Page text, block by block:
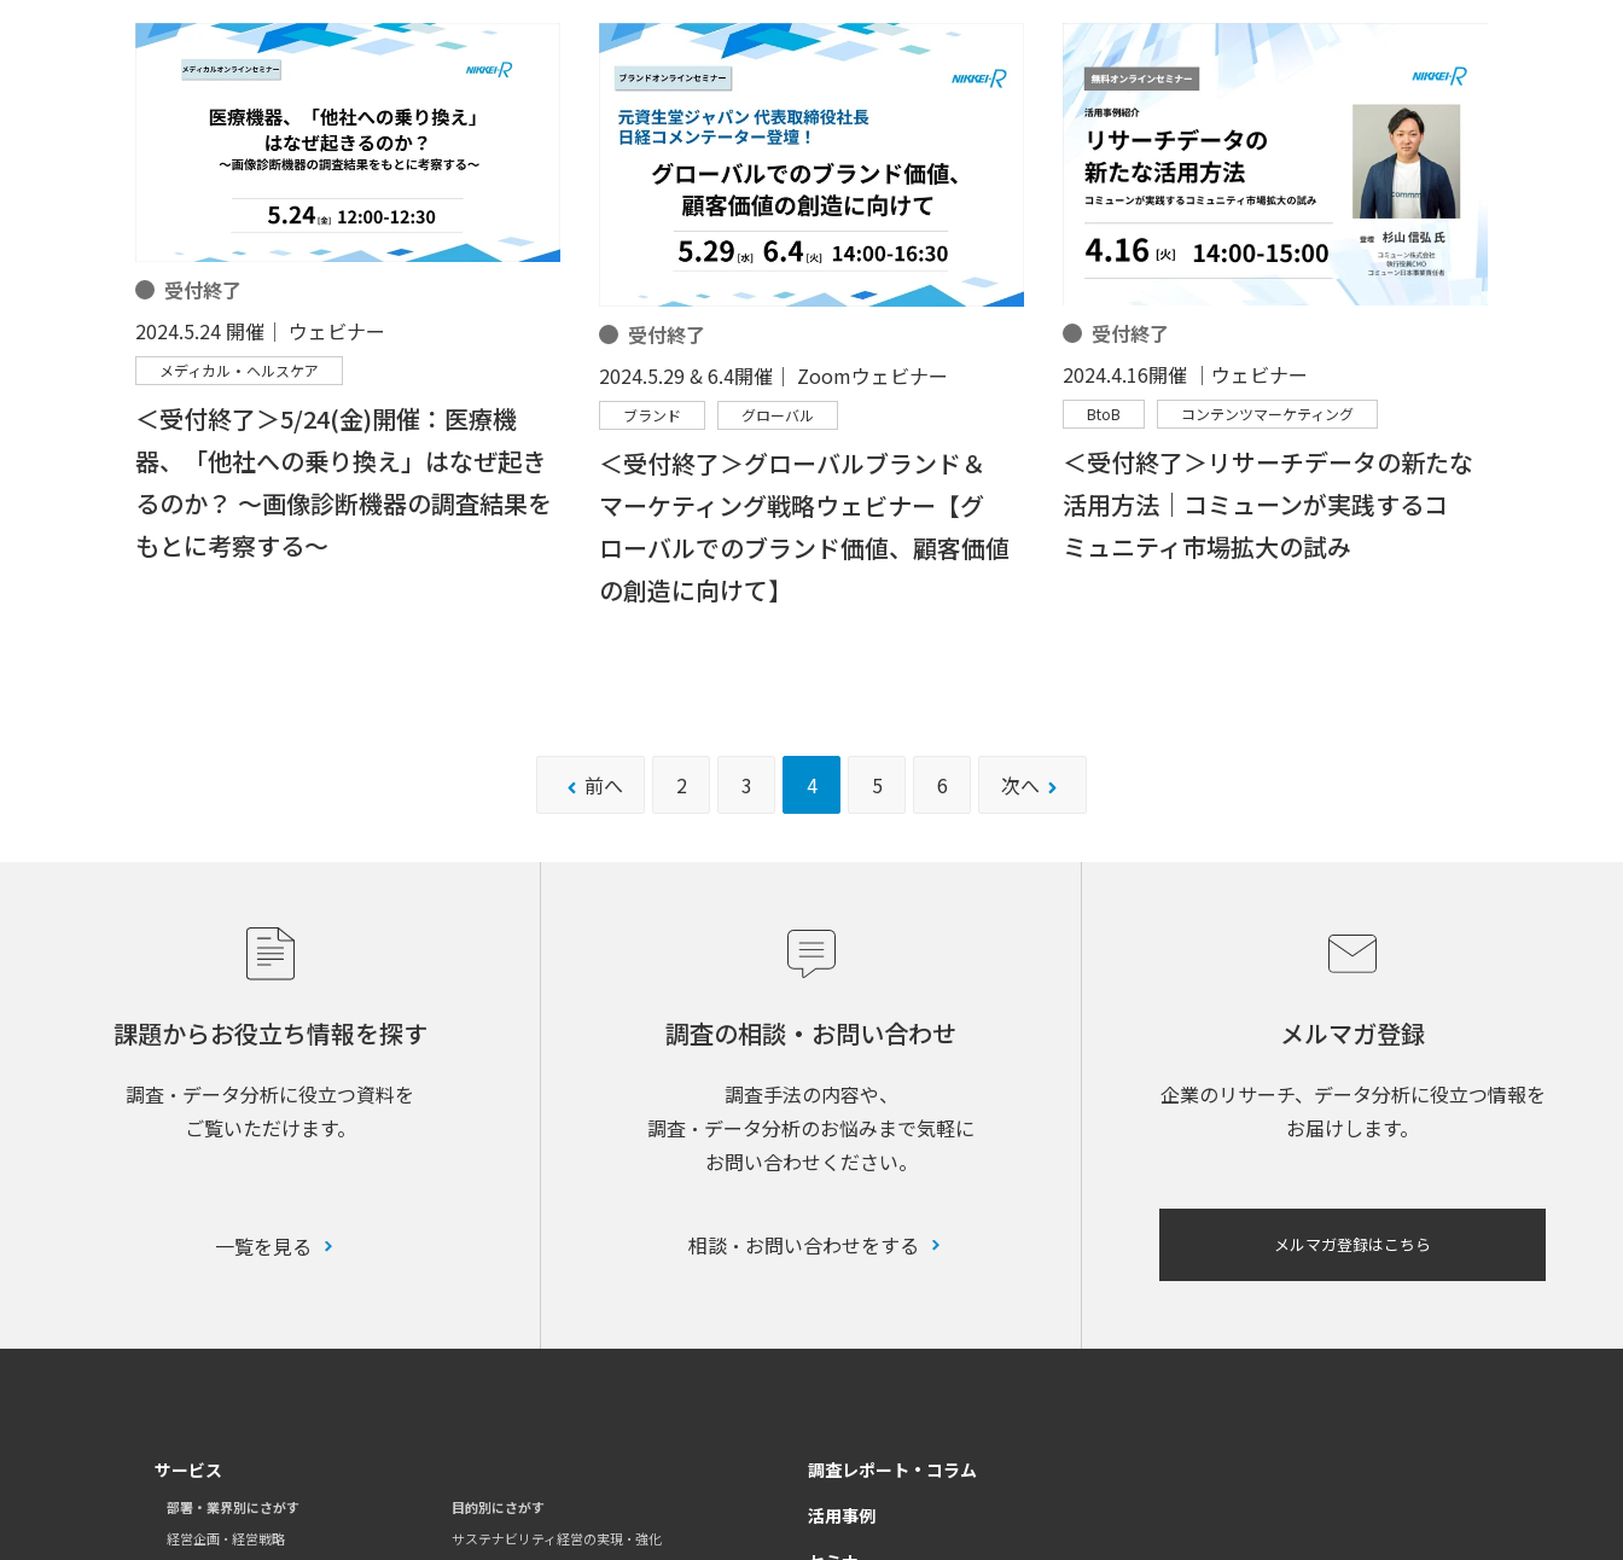
受付終了
2024.5.24 開催│ ウェビナー
メディカル・ヘルスケア
＜受付終了＞5/24(金)開催：医療機
器、「他社への乗り換え」はなぜ起き
るのか？ ～画像診断機器の調査結果を
もとに考察する～
受付終了
2024.5.29 & 6.4開催｜ Zoomウェビナー
ブランド グローバル
＜受付終了＞グローバルブランド＆
マーケティング戦略ウェビナー【グ
ローバルでのブランド価値、顧客価値
の創造に向けて】
受付終了
2024.4.16開催 │ウェビナー
BtoB コンテンツマーケティング
＜受付終了＞リサーチデータの新たな
活用方法｜コミューンが実践するコ
ミュニティ市場拡大の試み
前へ 2 3 4 5 6 次へ
課題からお役立ち情報を探す
調査・データ分析に役立つ資料を
ご覧いただけます。
一覧を見る
調査の相談・お問い合わせ
調査手法の内容や、
調査・データ分析のお悩みまで気軽に
お問い合わせください。
相談・お問い合わせをする
メルマガ登録
企業のリサーチ、データ分析に役立つ情報を
お届けします。
メルマガ登録はこちら
サービス
部署・業界別にさがす
経営企画・経営戦略
目的別にさがす
サステナビリティ経営の実現・強化
調査レポート・コラム
活用事例